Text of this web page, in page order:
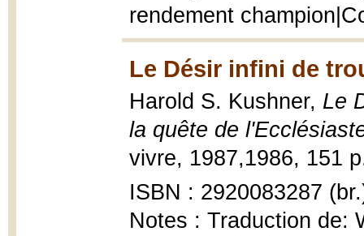
rendement
Le Désir infini de
Harold S. Kushner, Le
la quête de
vivre, 1987,1986, 151
ISBN : 2920083287
Notes : Traduction de: